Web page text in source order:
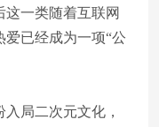
这一类随着互联网
爱已经成为一项“公
局二次元文化，